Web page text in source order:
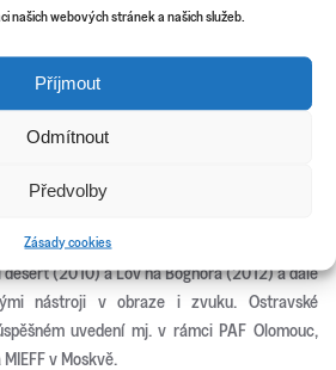
našich webových stránek a našich služeb.
Příjmout
Odmítnout
Předvolby
Zásady cookies
a přináší intenzivní vizuální zážitek, během
tak uchopit jejich unikající tvar a
letecké bitvy, ve které perspektivou pilota
pocit odpoutání od zemského povrchu
zvuková složka snímku, ze všech stran
trojice navazuje na svá předchozí
(2010) a Lov na Boghora (2012) a dále
nástroji v obraze i zvuku. Ostravské
uvedení mj. v rámci PAF Olomouc,
v Moskvě.